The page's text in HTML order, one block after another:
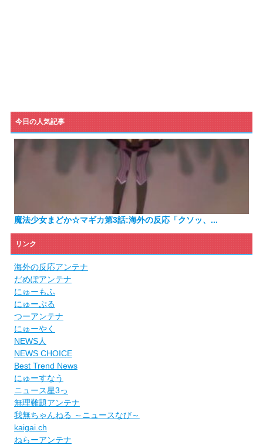
今日の人気記事
魔法少女まどか☆マギカ第3話:海外の反応「クソッ、...
リンク
海外の反応アンテナ
だめぽアンテナ
にゅーもふ
にゅーぷる
つーアンテナ
にゅーやく
NEWS人
NEWS CHOICE
Best Trend News
にゅーすなう
ニュース星3っ
無理難題アンテナ
我無ちゃんねる ～ニュースなび～
kaigai.ch
ねらーアンテナ